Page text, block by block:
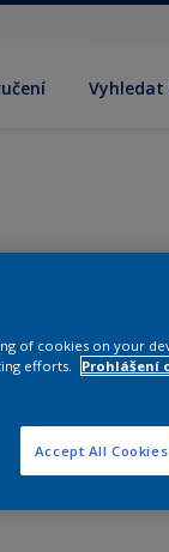
Vyhledat
of cookies on your
efforts.
Prohlášení
Accept All Cookies